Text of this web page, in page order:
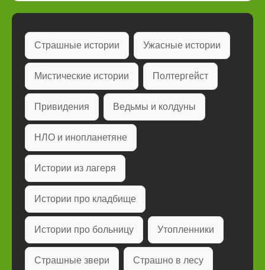
Страшные истории Ужасные истории
Мистические истории Полтергейст
Привидения Ведьмы и колдуны
НЛО и инопланетяне
Истории из лагеря
Истории про кладбище
Истории про больницу Утопленники
Страшные звери Страшно в лесу